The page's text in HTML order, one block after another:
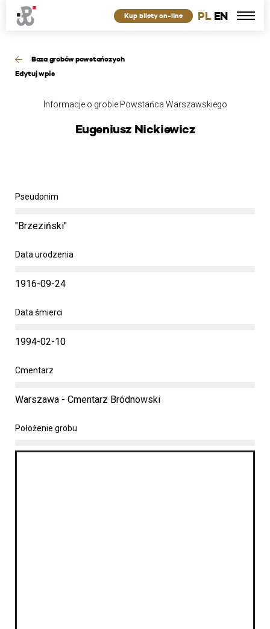
PL EN
Kup bilety on-line
Baza grobów powstańczych
Edytuj wpis
Informacje o grobie Powstańca Warszawskiego
Eugeniusz Nickiewicz
Pseudonim
"Brzeziński"
Data urodzenia
1916-09-24
Data śmierci
1994-02-10
Cmentarz
Warszawa - Cmentarz Bródnowski
Położenie grobu